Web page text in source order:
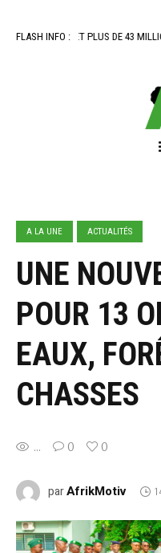
FLASH INFO :
PLUS DE 43 MILLIONS FCFA
A LA UNE ACTUALITÉS
UNE
POUR 13
EAUX,
CHASSES
... 0 0
parAfrikMotiv